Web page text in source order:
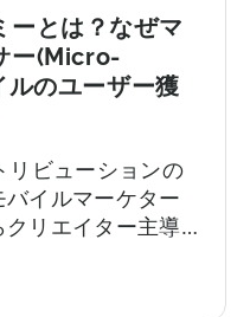
ーとは？なぜマ
ー(Micro-
のユーザー獲
リビューションの
イルマーケター
リエイター主導
ルマーケターに